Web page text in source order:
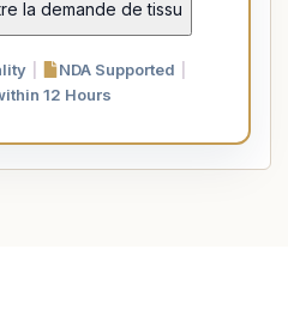
NDA Supported
12 Hours